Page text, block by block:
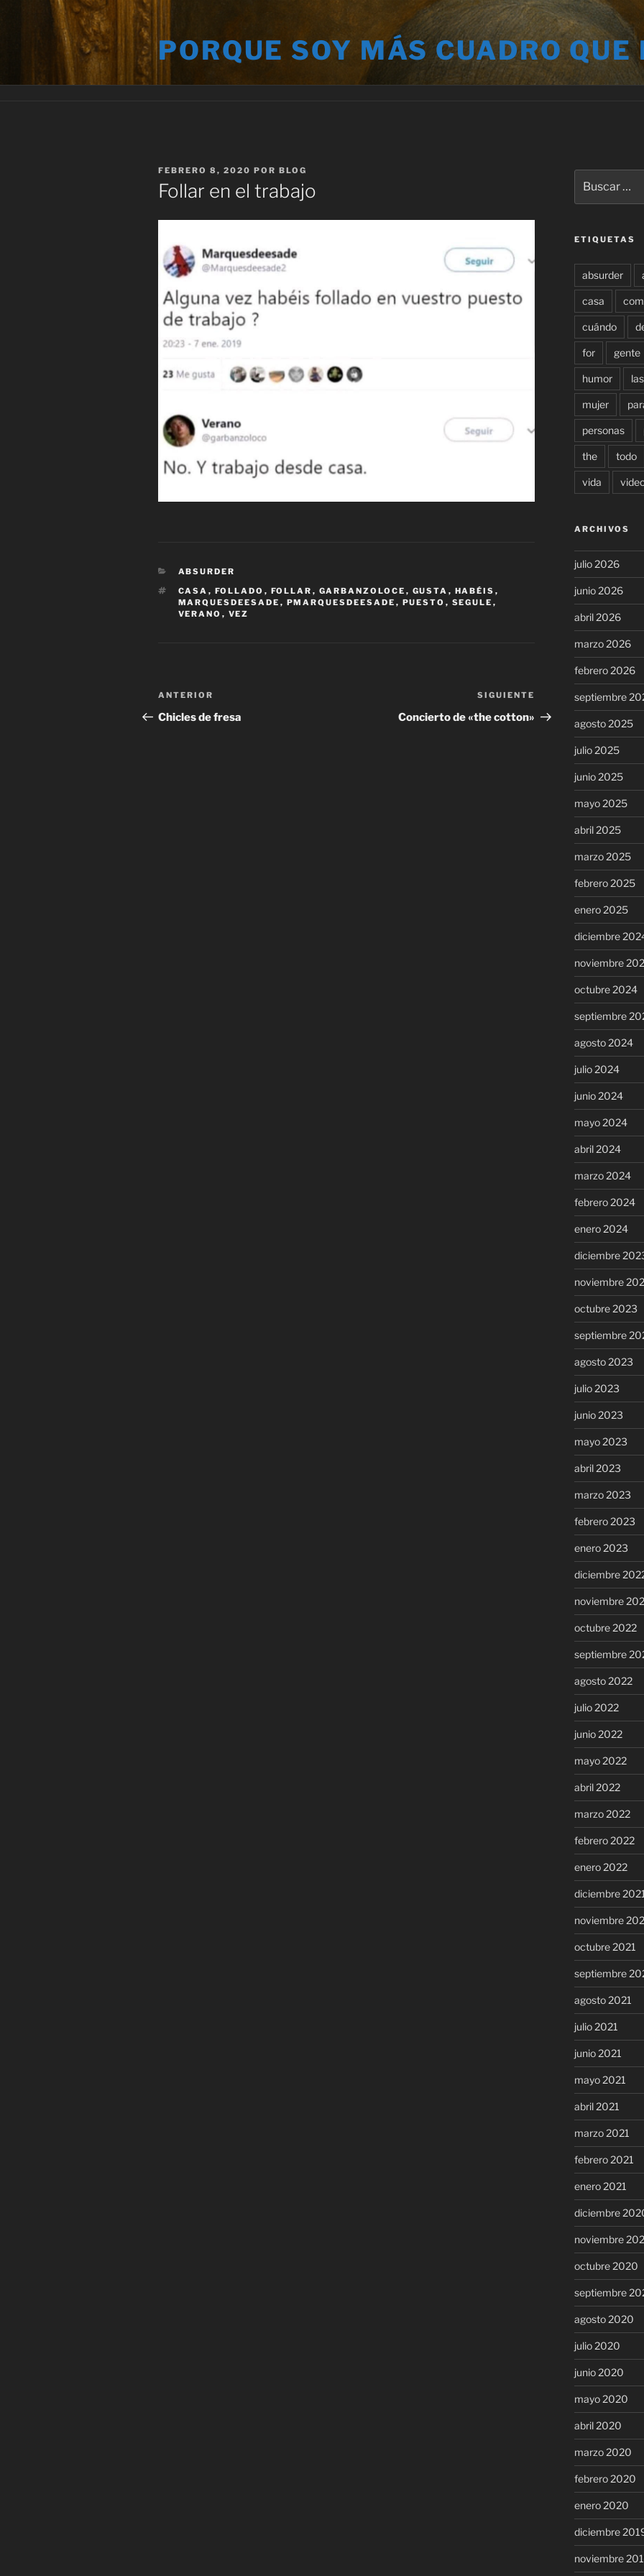
PORQUE SOY MÁS CUADRO QUE
PUBLICADO
EL
FEBRERO 8, 2020 POR BLOG
Follar en el trabajo
CATEGORÍAS
ABSURDER
ETIQUETAS
CASA , FOLLADO , FOLLAR , GARBANZOLOCE , GUSTA , HABÉIS ,
MARQUESDEESADE , PMARQUESDEESADE , PUESTO , SEGULE ,
VERANO , VEZ
Navegación
de
Entrada
anterior:
ANTERIOR
Chicles de fresa
Siguiente
entrada
SIGUIENTE
Concierto de «the cotton»
por:
ETIQUETAS
absurder
casa
cuándo
for gente
humor las
mujer
personas
the todo
vida
ARCHIVOS
julio 2026
junio 2026
abril 2026
marzo 2026
febrero 2026
septiembre
agosto 2025
julio 2025
junio 2025
mayo 2025
abril 2025
marzo 2025
febrero 2025
enero 2025
diciembre
noviembre
octubre 2024
septiembre
agosto 2024
julio 2024
junio 2024
mayo 2024
abril 2024
marzo 2024
febrero 2024
enero 2024
diciembre
noviembre
octubre 2023
septiembre
agosto 2023
julio 2023
junio 2023
mayo 2023
abril 2023
marzo 2023
febrero 2023
enero 2023
diciembre
noviembre
octubre 2022
septiembre
agosto 2022
julio 2022
junio 2022
mayo 2022
abril 2022
marzo 2022
febrero 2022
enero 2022
diciembre 2021
noviembre
octubre 2021
septiembre
agosto 2021
julio 2021
junio 2021
mayo 2021
abril 2021
marzo 2021
febrero 2021
enero 2021
diciembre
noviembre
octubre 2020
septiembre
agosto 2020
julio 2020
junio 2020
mayo 2020
abril 2020
marzo 2020
febrero 2020
enero 2020
diciembre
noviembre